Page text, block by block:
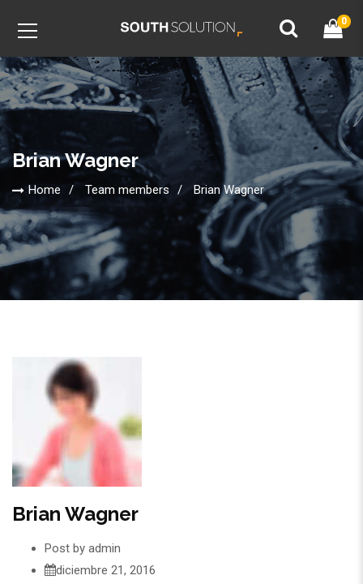
0
Brian Wagner
Home Team members Brian Wagner
Brian Wagner
Post by admin
diciembre 21, 2016